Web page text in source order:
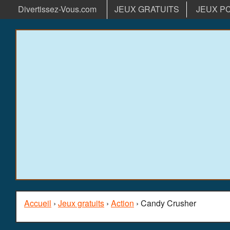
Divertissez-Vous.com JEUX GRATUITS JEUX
Accueil › Jeux gratuits › Action › Candy Crusher